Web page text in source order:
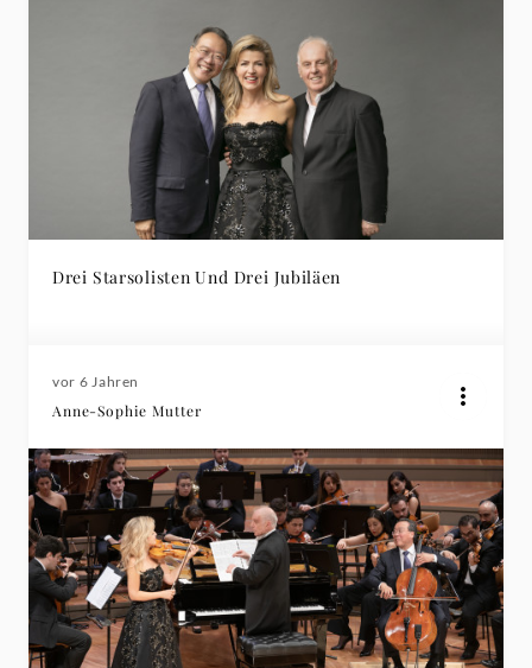
Drei Starsolisten Und Drei Jubiläen
vor 6 Jahren
Anne-Sophie Mutter